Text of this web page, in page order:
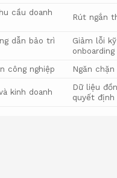
cầu doanh
Rút ngắn
dẫn bảo trì
Giảm lỗi
onboarding
công nghiệp Ngăn
kinh doanh Dữ liệu
quyết định